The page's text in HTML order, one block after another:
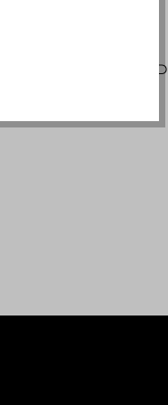
das Rad durch